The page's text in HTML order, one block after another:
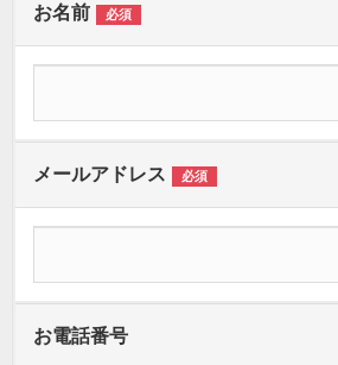
お名前 必須
メールアドレス 必須
お電話番号